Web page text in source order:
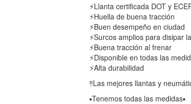
⚡️Llanta certificada DOT y
⚡️Huella de buena tracción
⚡️Buen desempeño en ciudad
⚡️Surcos amplios para disipar
⚡️Buena tracción al frenar
⚡️Disponible en todas las
⚡️Alta durabilidad
‼️Las mejores llantas y
▪️Tenemos todas las medidas▪️